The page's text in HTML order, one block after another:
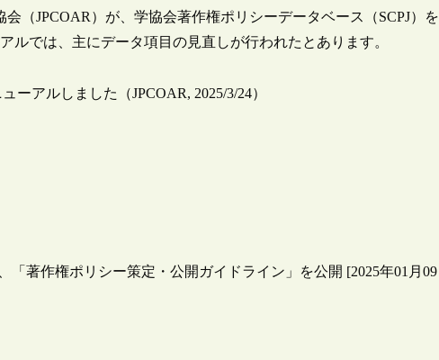
（JPCOAR）が、学協会著作権ポリシーデータベース（SCPJ）を
ルでは、主にデータ項目の見直しが行われたとあります。
ーアルしました（JPCOAR, 2025/3/24）
「著作権ポリシー策定・公開ガイドライン」を公開 [2025年01月09